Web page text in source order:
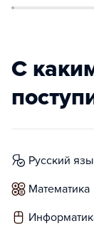
С
русский
математика